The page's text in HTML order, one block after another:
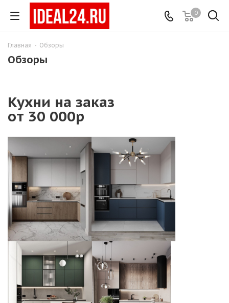
0
Главная - Обзоры
Обзоры
Кухни на заказ
от 30 000р